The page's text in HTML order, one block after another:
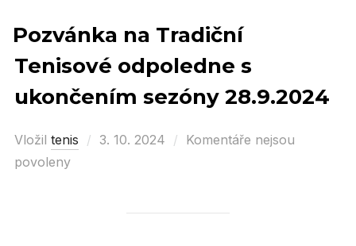
Pozvánka na Tradiční
Tenisové odpoledne s
ukončením sezóny 28.9.2024
Vložil tenis
Posted
3. 10. 2024
Komentáře nejsou
povoleny